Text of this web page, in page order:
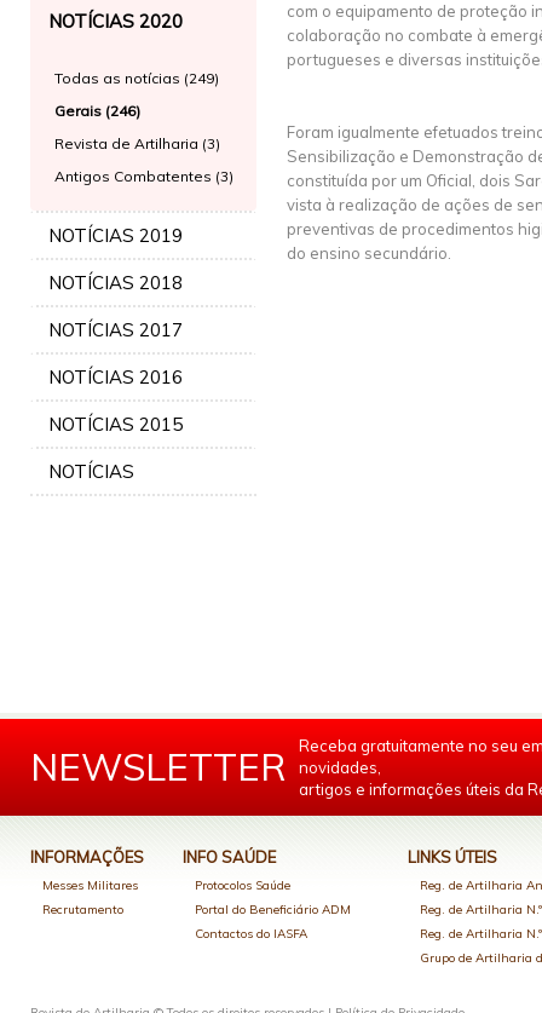
NOTÍCIAS 2020
Todas as notícias (249)
Gerais (246)
Revista de Artilharia (3)
Antigos Combatentes (3)
NOTÍCIAS 2019
NOTÍCIAS 2018
NOTÍCIAS 2017
NOTÍCIAS 2016
NOTÍCIAS 2015
NOTÍCIAS
com o equipamento de proteção
colaboração no combate à
portugueses e diversas
Foram igualmente efetuados
Sensibilização e Demonstração
constituída por um Oficial, dois
vista à realização de ações de
preventivas de procedimentos
do ensino secundário.
NEWSLETTER
Receba gratuitamente no seu
novidades,
artigos e informações úteis da
INFORMAÇÕES
Messes Militares
Recrutamento
INFO SAÚDE
Protocolos Saúde
Portal do Beneficiário ADM
Contactos do IASFA
LINKS ÚTEIS
Reg. de Artilharia
Reg. de Artilharia
Reg. de Artilharia
Grupo de Artilharia